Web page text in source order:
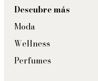
Descubre más
Moda
Wellness
Perfumes